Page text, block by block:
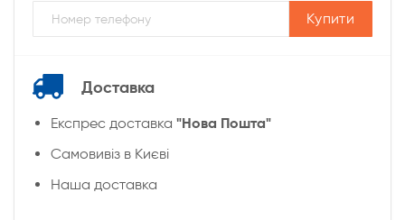
Купити
Доставка
Експрес доставка "Нова Пошта"
Cамовивіз в Києві
Наша доставка